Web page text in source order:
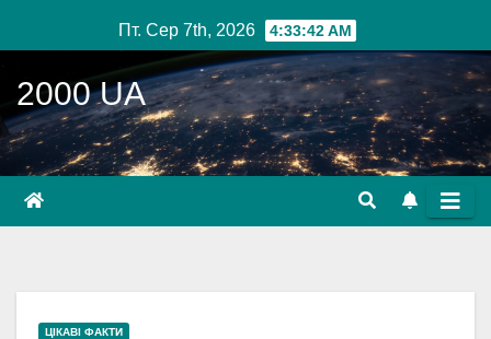
до
вмісту
Пт. Сер 7th, 2026 4:33:43 AM
2000 UA
ЦІКАВІ ФАКТИ